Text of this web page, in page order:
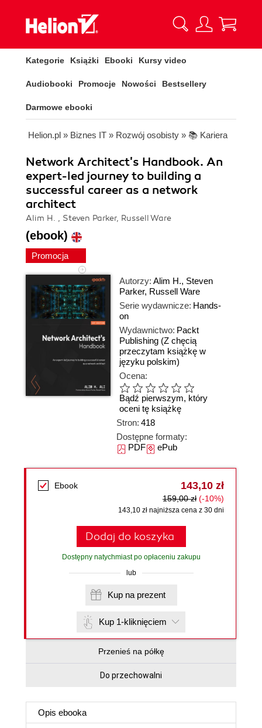
Kategorie Książki Ebooki Kursy video
Audiobooki Promocje Nowości Bestsellery
Darmowe ebooki
Helion.pl » Biznes IT » Rozwój osobisty » 📚 Kariera
Network Architect's Handbook. An
expert-led journey to building a
successful career as a network
architect
Alim H. , Steven Parker, Russell Ware
(ebook)
Promocja
Autorzy: Alim H., Steven
Parker, Russell Ware
Serie wydawnicze: Hands-
on
Wydawnictwo: Packt
Publishing (Z chęcią
przeczytam książkę w
języku polskim)
Ocena:
Bądź pierwszym, który
oceni tę książkę
Stron: 418
Dostępne formaty:
PDFePub
Ebook 143,10 zł
159,00 zł (-10%)
143,10 zł najniższa cena z 30 dni
Dodaj do koszyka
Dostępny natychmiast po opłaceniu zakupu
lub
Kup na prezent
Kup 1-kliknięciem
Przenieś na półkę
Do przechowalni
Opis ebooka